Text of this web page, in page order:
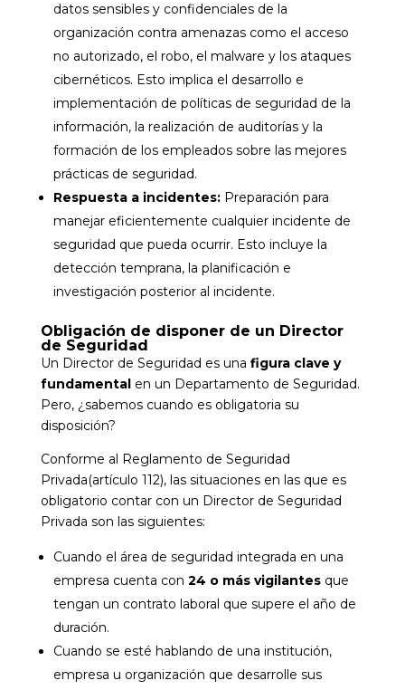
datos sensibles y confidenciales de la
organización contra amenazas como el acceso
no autorizado, el robo, el malware y los ataques
cibernéticos. Esto implica el desarrollo e
implementación de políticas de seguridad de la
información, la realización de auditorías y la
formación de los empleados sobre las mejores
prácticas de seguridad.
Respuesta a incidentes:Preparación para
manejar eficientemente cualquier incidente de
seguridad que pueda ocurrir. Esto incluye la
detección temprana, la planificación e
investigación posterior al incidente.
Obligación de disponer de un Director
de Seguridad
Un Director de Seguridad es una figura clave y
fundamentalen un Departamento de Seguridad.
Pero, ¿sabemos cuando es obligatoria su
disposición?
Conforme al Reglamento de Seguridad
Privada(artículo 112), las situaciones en las que es
obligatorio contar con un Director de Seguridad
Privada son las siguientes:
Cuando el área de seguridad integrada en una
empresa cuenta con 24 o más vigilantesque
tengan un contrato laboral que supere el año de
duración.
Cuando se esté hablando de una institución,
empresa u organización que desarrolle sus